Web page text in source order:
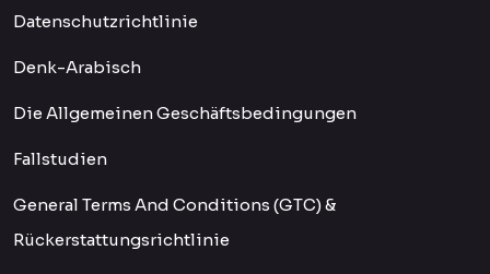
Datenschutzrichtlinie
Denk-Arabisch
Die Allgemeinen Geschäftsbedingungen
Fallstudien
General Terms And Conditions (GTC) &
Rückerstattungsrichtlinie